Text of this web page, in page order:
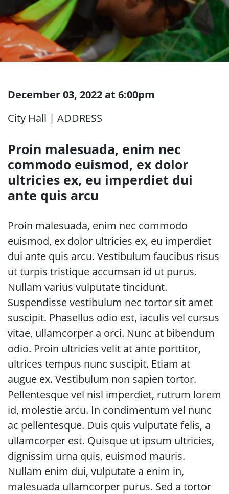
December 03, 2022 at 6:00pm
City Hall | ADDRESS
Proin malesuada, enim nec
commodo euismod, ex dolor
ultricies ex, eu imperdiet dui
ante quis arcu
Proin malesuada, enim nec commodo
euismod, ex dolor ultricies ex, eu imperdiet
dui ante quis arcu. Vestibulum faucibus risus
ut turpis tristique accumsan id ut purus.
Nullam varius vulputate tincidunt.
Suspendisse vestibulum nec tortor sit amet
suscipit. Phasellus odio est, iaculis vel cursus
vitae, ullamcorper a orci. Nunc at bibendum
odio. Proin ultricies velit at ante porttitor,
ultrices tempus nunc suscipit. Etiam at
augue ex. Vestibulum non sapien tortor.
Pellentesque vel nisl imperdiet, rutrum lorem
id, molestie arcu. In condimentum vel nunc
ac pellentesque. Duis quis vulputate felis, a
ullamcorper est. Quisque ut ipsum ultricies,
dignissim urna quis, euismod mauris.
Nullam enim dui, vulputate a enim in,
malesuada ullamcorper purus. Sed a tortor